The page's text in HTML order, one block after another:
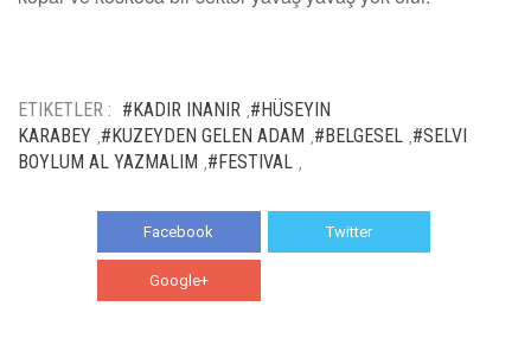
ETIKETLER : #KADIR INANIR #HÜSEYIN
KARABEY #KUZEYDEN GELEN ADAM #BELGESEL #SELVI
BOYLUM AL YAZMALIM #FESTIVAL
Facebook Twitter
Google+